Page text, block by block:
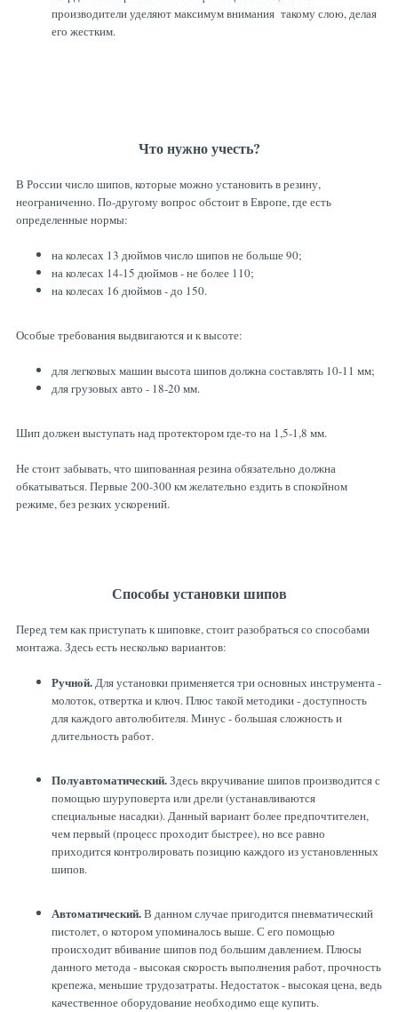
производители уделяют максимум внимания такому слою, делая
его жестким.
Что нужно учесть?
В России число шипов, которые можно установить в резину,
неограниченно. По-другому вопрос обстоит в Европе, где есть
определенные нормы:
на колесах 13 дюймов число шипов не больше 90;
на колесах 14-15 дюймов - не более 110;
на колесах 16 дюймов - до 150.
Особые требования выдвигаются и к высоте:
для легковых машин высота шипов должна составлять 10-11 мм;
для грузовых авто - 18-20 мм.
Шип должен выступать над протектором где-то на 1,5-1,8 мм.
Не стоит забывать, что шипованная резина обязательно должна
обкатываться. Первые 200-300 км желательно ездить в спокойном
режиме, без резких ускорений.
Способы установки шипов
Перед тем как приступать к шиповке, стоит разобраться со способами
монтажа. Здесь есть несколько вариантов:
Ручной.Для установки применяется три основных инструмента -
молоток, отвертка и ключ. Плюс такой методики - доступность
для каждого автолюбителя. Минус - большая сложность и
длительность работ.
Полуавтоматический.Здесь вкручивание шипов производится с
помощью шуруповерта или дрели (устанавливаются
специальные насадки). Данный вариант более предпочтителен,
чем первый (процесс проходит быстрее), но все равно
приходится контролировать позицию каждого из установленных
шипов.
Автоматический.В данном случае пригодится пневматический
пистолет, о котором упоминалось выше. С его помощью
происходит вбивание шипов под большим давлением. Плюсы
данного метода - высокая скорость выполнения работ, прочность
крепежа, меньшие трудозатраты. Недостаток - высокая цена, ведь
качественное оборудование необходимо еще купить.